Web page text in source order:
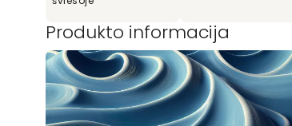
Produkto informacija